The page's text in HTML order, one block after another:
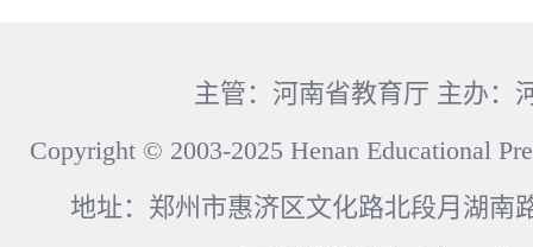
主管：河南省教育厅 主办：
Copyright © 2003-2025 Henan Educational
地址：郑州市惠济区文化路北段月湖南